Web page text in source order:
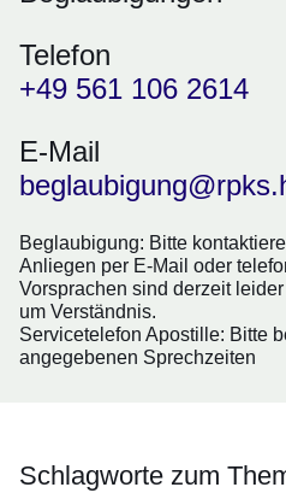
Telefon
+49 561 106 2614
E-Mail
Beglaubigung: Bitte
Anliegen per E-Mail oder
Vorsprachen sind derzeit
um Verständnis.
Servicetelefon Apostille: Bitte
angegebenen Sprechzeiten
Schlagworte zum